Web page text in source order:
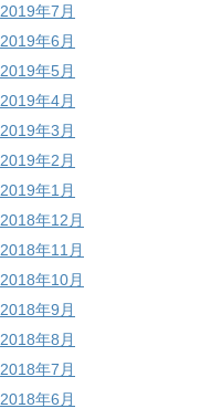
2019年7月
2019年6月
2019年5月
2019年4月
2019年3月
2019年2月
2019年1月
2018年12月
2018年11月
2018年10月
2018年9月
2018年8月
2018年7月
2018年6月